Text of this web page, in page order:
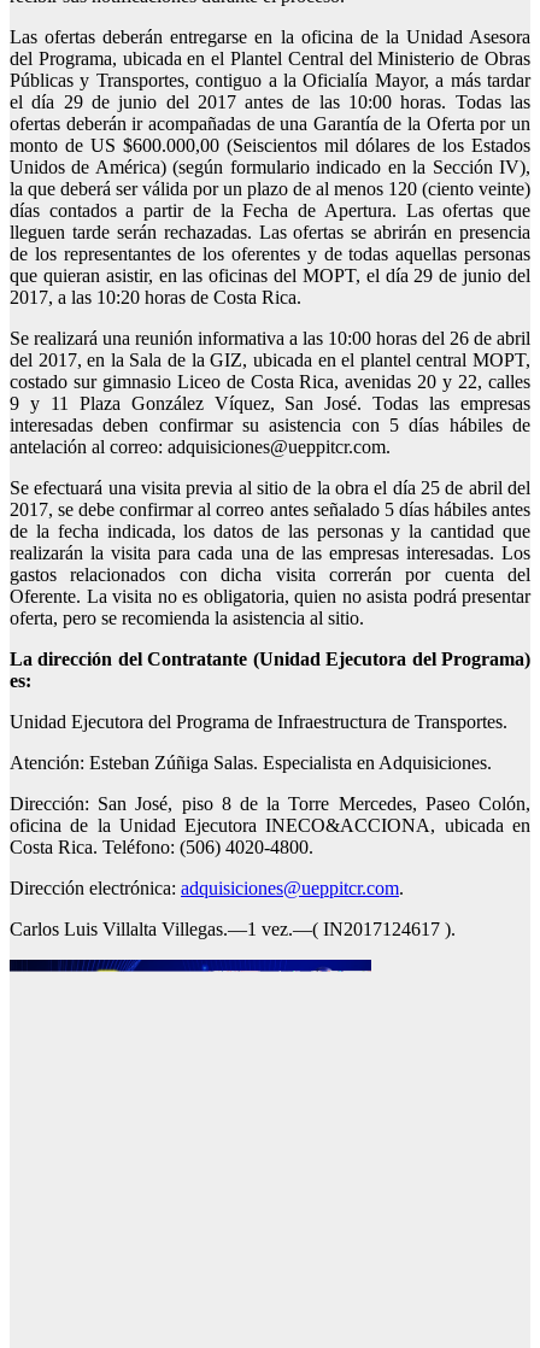
Las ofertas deberán entregarse en la oficina de la Unidad Asesora
del Programa, ubicada en el Plantel Central del Ministerio de Obras
Públicas y Transportes, contiguo a la Oficialía Mayor, a más tardar
el día 29 de junio del 2017 antes de las 10:00 horas. Todas las
ofertas deberán ir acompañadas de una Garantía de la Oferta por un
monto de US $600.000,00 (Seiscientos mil dólares de los Estados
Unidos de América) (según formulario indicado en la Sección IV),
la que deberá ser válida por un plazo de al menos 120 (ciento veinte)
días contados a partir de la Fecha de Apertura. Las ofertas que
lleguen tarde serán rechazadas. Las ofertas se abrirán en presencia
de los representantes de los oferentes y de todas aquellas personas
que quieran asistir, en las oficinas del MOPT, el día 29 de junio del
2017, a las 10:20 horas de Costa Rica.
Se realizará una reunión informativa a las 10:00 horas del 26 de abril
del 2017, en la Sala de la GIZ, ubicada en el plantel central MOPT,
costado sur gimnasio Liceo de Costa Rica, avenidas 20 y 22, calles
9 y 11 Plaza González Víquez, San José. Todas las empresas
interesadas deben confirmar su asistencia con 5 días hábiles de
antelación al correo: adquisiciones@ueppitcr.com.
Se efectuará una visita previa al sitio de la obra el día 25 de abril del
2017, se debe confirmar al correo antes señalado 5 días hábiles antes
de la fecha indicada, los datos de las personas y la cantidad que
realizarán la visita para cada una de las empresas interesadas. Los
gastos relacionados con dicha visita correrán por cuenta del
Oferente. La visita no es obligatoria, quien no asista podrá presentar
oferta, pero se recomienda la asistencia al sitio.
La dirección del Contratante (Unidad Ejecutora del Programa)
es:
Unidad Ejecutora del Programa de Infraestructura de Transportes.
Atención: Esteban Zúñiga Salas. Especialista en Adquisiciones.
Dirección: San José, piso 8 de la Torre Mercedes, Paseo Colón,
oficina de la Unidad Ejecutora INECO&ACCIONA, ubicada en
Costa Rica. Teléfono: (506) 4020-4800.
Dirección electrónica: adquisiciones@ueppitcr.com.
Carlos Luis Villalta Villegas.—1 vez.—( IN2017124617 ).